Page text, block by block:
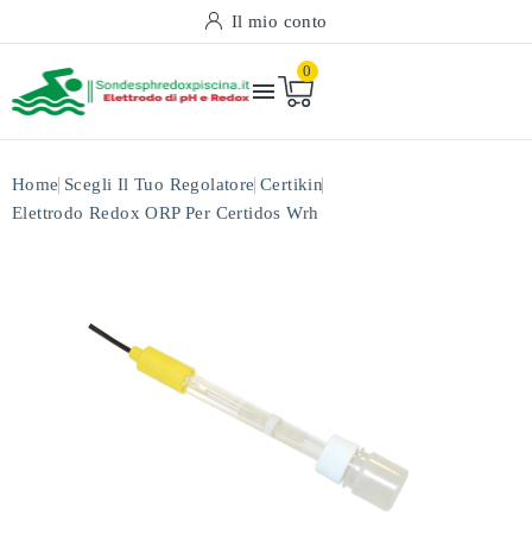
Il mio conto

0
Home Scegli Il Tuo Regolatore Certikin
Elettrodo Redox ORP Per Certidos Wrh